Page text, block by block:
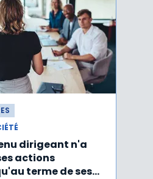
dirigeant n'a
actions
terme de ses